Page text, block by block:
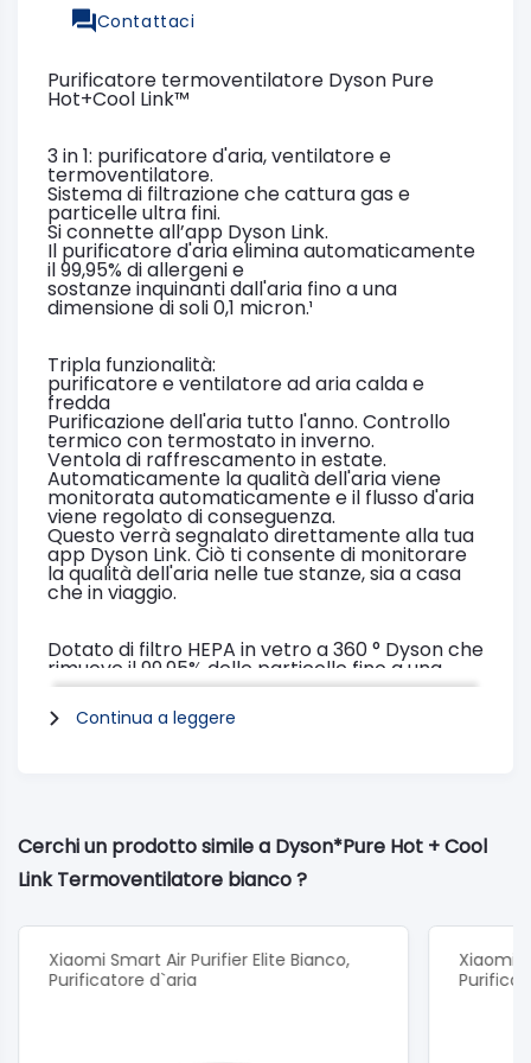
Contattaci
Purificatore termoventilatore Dyson Pure
Hot+Cool Link™
3 in 1: purificatore d'aria, ventilatore e
termoventilatore.
Sistema di filtrazione che cattura gas e
particelle ultra fini.
Si connette all’app Dyson Link.
Il purificatore d'aria elimina automaticamente
il 99,95% di allergeni e
sostanze inquinanti dall'aria fino a una
dimensione di soli 0,1 micron.¹
Tripla funzionalità:
purificatore e ventilatore ad aria calda e
fredda
Purificazione dell'aria tutto l'anno. Controllo
termico con termostato in inverno.
Ventola di raffrescamento in estate.
Automaticamente la qualità dell'aria viene
monitorata automaticamente e il flusso d'aria
viene regolato di conseguenza.
Questo verrà segnalato direttamente alla tua
app Dyson Link. Ciò ti consente di monitorare
la qualità dell'aria nelle tue stanze, sia a casa
che in viaggio.
Dotato di filtro HEPA in vetro a 360 ° Dyson che
rimuove il 99,95% delle particelle fino a una
dimensione di soli 0,1 micron dall'aria.²
Questo è circa cento volte più piccolo del
diametro di un capello umano.
Flusso d'aria esattamente dove lo desideri.
App Dyson Link
Monitora la qualità dell'aria con l'app, controlla
Il telecomando curvo e magnetico, per una
pratica conservazione direttamente sul
dispositivo.
Continua a leggere
Cerchi un prodotto simile a Dyson*Pure Hot + Cool
Link Termoventilatore bianco ?
Xiaomi Smart Air Purifier Elite Bianco,
Purificatore d`aria
Xiaomi